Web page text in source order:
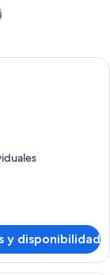
una cama, una
y disponibilidad